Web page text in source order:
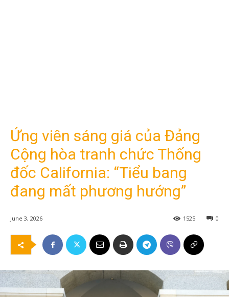
Ứng viên sáng giá của Đảng
Cộng hòa tranh chức Thống
đốc California: “Tiểu bang
đang mất phương hướng”
June 3, 2026 0
1525